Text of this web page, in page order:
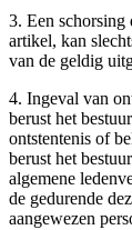
3. Een schorsing
artikel, kan
van de geldig
4. Ingeval van
berust het
ontstentenis of
berust het
algemene
de gedurende
aangewezen